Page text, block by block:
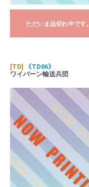
ただいま品切れ中です。
[TD]
《TD06》
ワイバーン輸送兵団